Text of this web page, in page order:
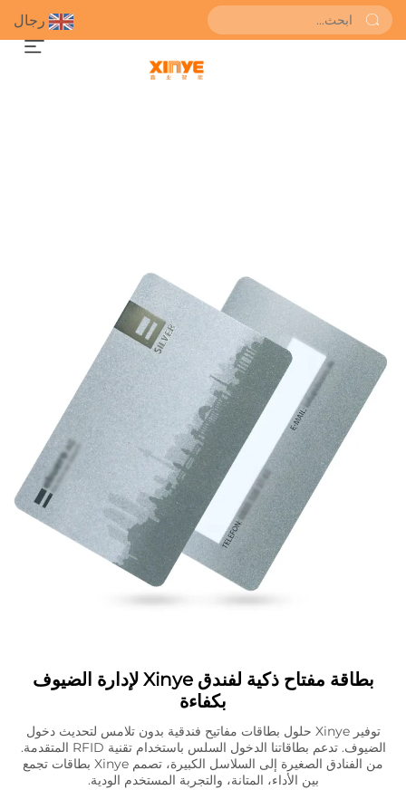
رجال
بطاقة مفتاح ذكية لفندق Xinye لإدارة الضيوف
بكفاءة
توفير Xinye حلول بطاقات مفاتيح فندقية بدون تلامس لتحديث دخول
الضيوف. تدعم بطاقاتنا الدخول السلس باستخدام تقنية RFID المتقدمة.
من الفنادق الصغيرة إلى السلاسل الكبيرة، تصمم Xinye بطاقات تجمع
بين الأداء، المتانة، والتجربة المستخدم الودية.